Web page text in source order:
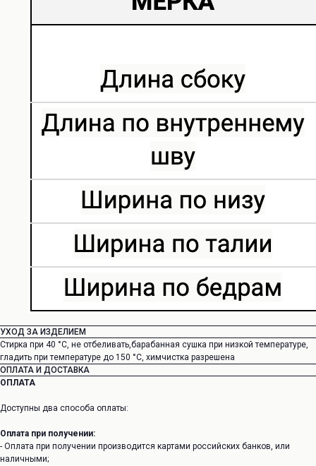
УХОД ЗА ИЗДЕЛИЕМ
Стирка при 40 °C, не отбеливать,барабанная сушка при низкой температуре,
гладить при температуре до 150 °C, химчистка разрешена
ОПЛАТА И ДОСТАВКА
ОПЛАТА
Доступны два способа оплаты:
Оплата при получении:
- Оплата при получении производится картами российских банков, или
наличными;